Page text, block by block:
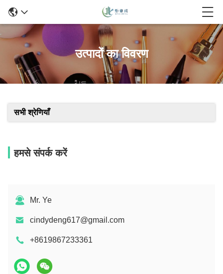
उत्पादों का विवरण
सभी श्रेणियाँ
हमसे संपर्क करें
Mr. Ye
cindydeng617@gmail.com
+8619867233361